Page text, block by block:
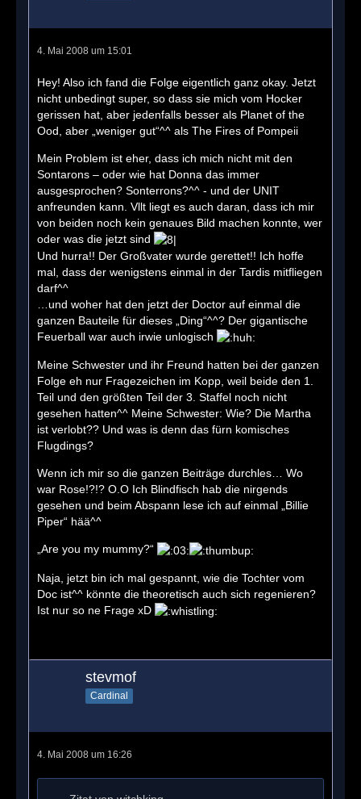
4. Mai 2008 um 15:01
Hey! Also ich fand die Folge eigentlich ganz okay. Jetzt
nicht unbedingt super, so dass sie mich vom Hocker
gerissen hat, aber jedenfalls besser als Planet of the
Ood, aber „weniger gut“^^ als The Fires of Pompeii
Mein Problem ist eher, dass ich mich nicht mit den
Sontarons – oder wie hat Donna das immer
ausgesprochen? Sonterrons?^^ - und der UNIT
anfreunden kann. Vllt liegt es auch daran, dass ich mir
von beiden noch kein genaues Bild machen konnte, wer
oder was die jetzt sind
Und hurra!! Der Großvater wurde gerettet!! Ich hoffe
mal, dass der wenigstens einmal in der Tardis mitfliegen
darf^^
…und woher hat den jetzt der Doctor auf einmal die
ganzen Bauteile für dieses „Ding“^^? Der gigantische
Feuerball war auch irwie unlogisch
Meine Schwester und ihr Freund hatten bei der ganzen
Folge eh nur Fragezeichen im Kopp, weil beide den 1.
Teil und den größten Teil der 3. Staffel noch nicht
gesehen hatten^^ Meine Schwester: Wie? Die Martha
ist verlobt?? Und was is denn das fürn komisches
Flugdings?
Wenn ich mir so die ganzen Beiträge durchles… Wo
war Rose!?!? O.O Ich Blindfisch hab die nirgends
gesehen und beim Abspann lese ich auf einmal „Billie
Piper“ hää^^
„Are you my mummy?“
Naja, jetzt bin ich mal gespannt, wie die Tochter vom
Doc ist^^ könnte die theoretisch auch sich regenieren?
Ist nur so ne Frage xD
stevmof
Cardinal
4. Mai 2008 um 16:26